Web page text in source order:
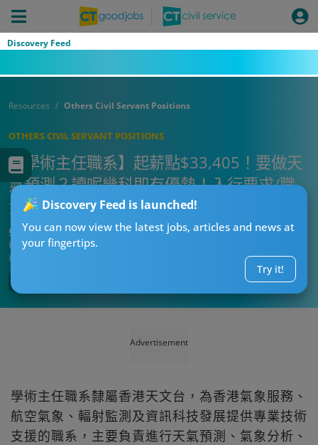
Discovery Feed
Discovery Feed is launched!
You can now view the latest jobs, articles and news at
your fingertips.
Try it!
Resources Others Civil Servant Positions
OTHERS CIVIL SERVANT POSITIONS
【學術主任職系】起薪點$33,405！要做天
氣預測？讀呢幾科即有優勢！入行要求/職
責/人工懶人包
CT求職戰略師
Published:2026-08-03 08:37
Updated:
Advertisement
學術主任職系隸屬香港天文台，為香港氣象服務、
航空氣象、輻射監測及資訊科技發展提供專業技術
支援的職系，主要負責進行天氣預測、氣象分析、